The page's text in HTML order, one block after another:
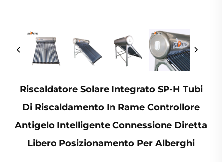
Riscaldatore Solare Integrato SP-H Tubi
Di Riscaldamento In Rame Controllore
Antigelo Intelligente Connessione Diretta
Libero Posizionamento Per Alberghi